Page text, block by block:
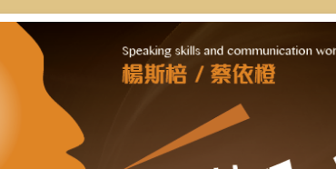
| 新思惟國際
型與專業型演講的規劃重點